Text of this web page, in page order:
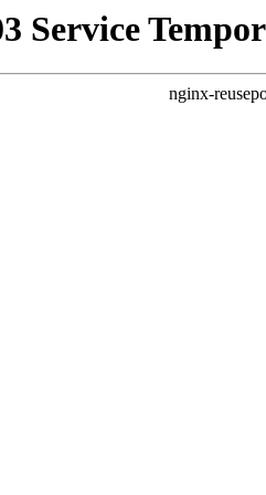
Service
nginx-